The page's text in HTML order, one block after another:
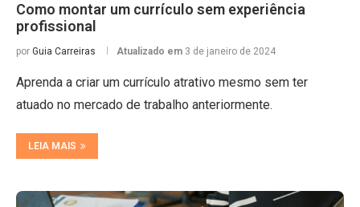
Como montar um currículo sem experiência
profissional
por Guia Carreiras Atualizado em 3 de janeiro de 2024
Aprenda a criar um currículo atrativo mesmo sem ter
atuado no mercado de trabalho anteriormente.
LEIA MAIS